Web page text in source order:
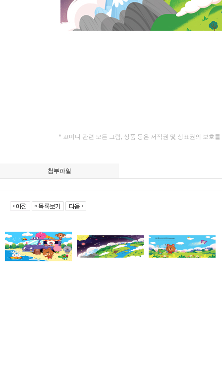
* 꼬미니 관련 모든 그림, 상품 등은 저작권 및 상표권의 보호
첨부파일